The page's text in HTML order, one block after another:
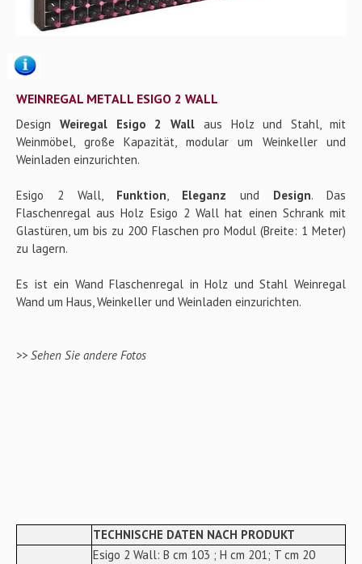
WEINREGAL METALL ESIGO 2 WALL
Design Weiregal Esigo 2 Wall aus Holz und Stahl, mit
Weinmöbel, große Kapazität, modular um Weinkeller und
Weinladen einzurichten.
Esigo 2 Wall, Funktion, Eleganz und Design. Das
Flaschenregal aus Holz Esigo 2 Wall hat einen Schrank mit
Glastüren, um bis zu 200 Flaschen pro Modul (Breite: 1 Meter)
zu lagern.
Es ist ein Wand Flaschenregal in Holz und Stahl Weinregal
Wand um Haus, Weinkeller und Weinladen einzurichten.
>> Sehen Sie andere Fotos
TECHNISCHE DATEN NACH PRODUKT
Esigo 2 Wall: B cm 103 ; H cm 201; T cm 20